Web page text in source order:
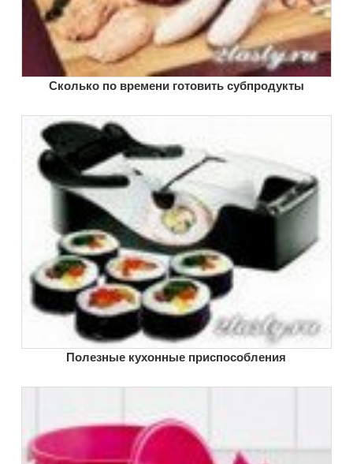
Сколько по времени готовить субпродукты
Полезные кухонные приспособления